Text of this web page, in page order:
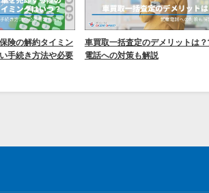
険の解約タイミン
手続き方法や必要
車買取一括査定のデメリットは
電話への対策も解説